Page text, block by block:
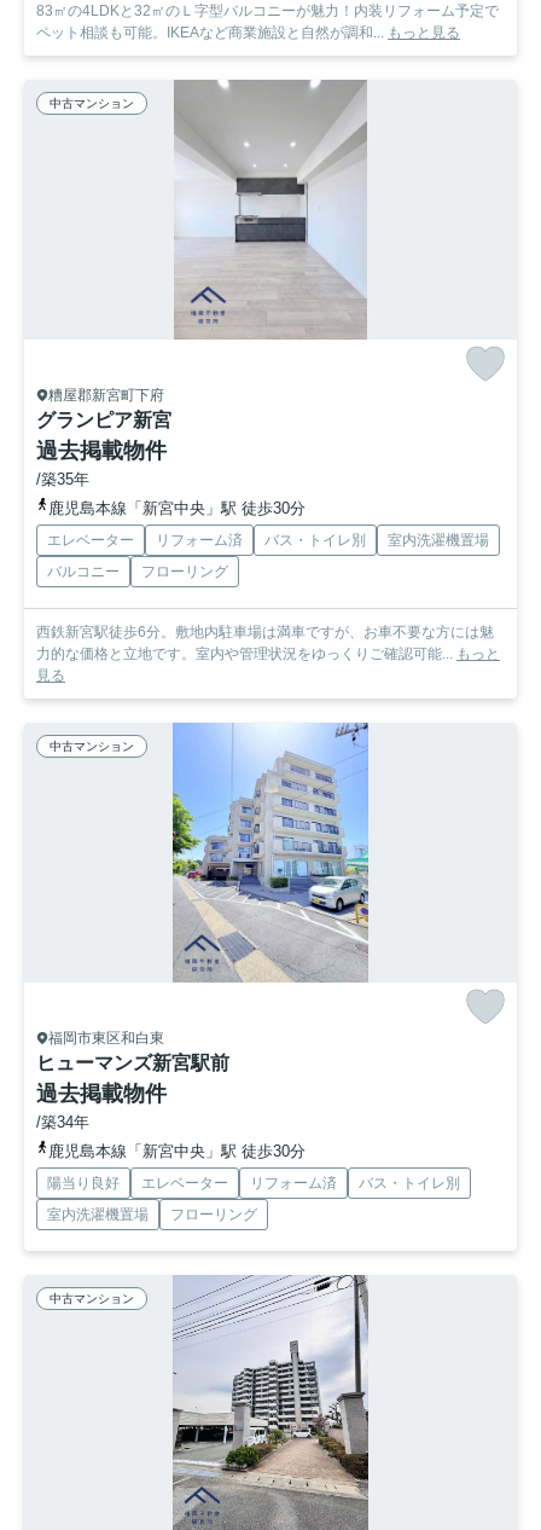
83㎡の4LDKと32㎡のＬ字型バルコニーが魅力！内装リフォーム予定で
ペット相談も可能。IKEAなど商業施設と自然が調和... もっと見る
中古マンション
糟屋郡新宮町下府
グランピア新宮
過去掲載物件
/築35年
鹿児島本線「新宮中央」駅 徒歩30分
エレベーター リフォーム済 バス・トイレ別
室内洗濯機置場
バルコニー
フローリング
西鉄新宮駅徒歩6分。敷地内駐車場は満車ですが、お車不要な方には魅
力的な価格と立地です。室内や管理状況をゆっくりご確認可能... もっと
見る
中古マンション
福岡市東区和白東
ヒューマンズ新宮駅前
過去掲載物件
/築34年
鹿児島本線「新宮中央」駅 徒歩30分
陽当り良好 エレベーター リフォーム済
バス・トイレ別
室内洗濯機置場
フローリング
中古マンション